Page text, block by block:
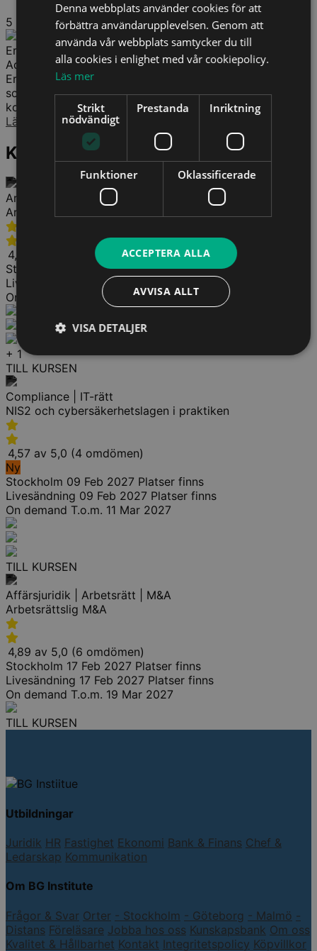
5
Erik Danhard
Advokat
Erik arbetar främst med arbetsrättsliga tvister – både
som rådgivare och ombud – och han har stor vana av
komplexa...
Läs mer
Kurser för dig
Arbetsrätt | MBL
Arbetsrättsligt program – del 2
4,89 av 5,0 (7 omdömen)
Stockholm
17 Mar-18 Mar 2027 Platser finns
Livesändning
17 Mar-18 Mar 2027
Platser finns
On demand
T.o.m. 16 Apr 2027
+ 1
TILL KURSEN
Compliance | IT-rätt
NIS2 och cybersäkerhetslagen i praktiken
4,57 av 5,0 (4 omdömen)
Ny
Stockholm 09 Feb 2027 Platser finns
Livesändning 09 Feb 2027 Platser finns
On demand T.o.m. 11 Mar 2027
TILL KURSEN
Affärsjuridik | Arbetsrätt | M&A
Arbetsrättslig M&A
4,89 av 5,0 (6 omdömen)
Stockholm 17 Feb 2027 Platser finns
Livesändning 17 Feb 2027 Platser finns
On demand T.o.m. 19 Mar 2027
TILL KURSEN
Utbildningar
Juridik HR Fastighet Ekonomi Bank & Finans Chef &
Ledarskap Kommunikation
Om BG Institute
Frågor & Svar Orter - Stockholm - Göteborg - Malmö -
Distans Föreläsare Jobba hos oss Kunskapsbank Om oss
Kvalitet & Hållbarhet Kontakt Integritetspolicy Köpvillkor
Denna webbplats använder cookies för att
förbättra användarupplevelsen. Genom att
använda vår webbplats samtycker du till
alla cookies i enlighet med vår cookiepolicy.
Läs mer
Strikt
nödvändigt
Prestanda Inriktning
Funktioner Oklassificerade
ACCEPTERA ALLA
AVVISA ALLT
VISA DETALJER